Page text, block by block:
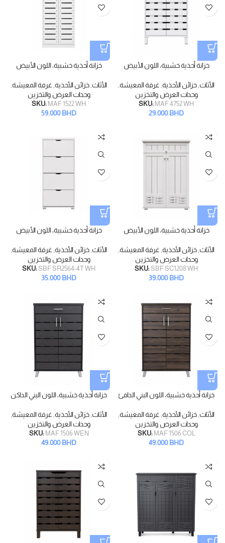
خزانة أحذية خشبية، اللون الأبيض
الأثاث خزائن الأحذية غرفة المعيشة
وحدات العرض والتخزين
SKU: MAF 4752 WH
29.000BHD
خزانة أحذية خشبية، اللون الأبيض
الأثاث خزائن الأحذية غرفة المعيشة
وحدات العرض والتخزين
SKU: MAF 1522 WH
59.000BHD
خزانة أحذية خشبية، اللون الأبيض
الأثاث خزائن الأحذية غرفة المعيشة
وحدات العرض والتخزين
SKU:SBF SC1208 WH
39.000BHD
خزانة أحذية خشبية، اللون الأبيض
الأثاث خزائن الأحذية غرفة المعيشة
وحدات العرض والتخزين
SKU:SBF SR2564-4T WH
35.000BHD
خزانة أحذية خشبية، اللون البني الدافئ
الأثاث خزائن الأحذية غرفة المعيشة
وحدات العرض والتخزين
SKU: MAF 1506 COL
49.000BHD
خزانة أحذية خشبية، اللون البني الداكن
الأثاث خزائن الأحذية غرفة المعيشة
وحدات العرض والتخزين
SKU: MAF 1506 WEN
49.000BHD